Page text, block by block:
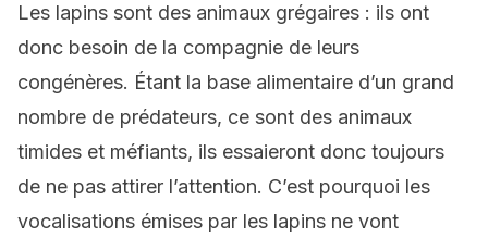
Les lapins sont des animaux grégaires : ils ont
donc besoin de la compagnie de leurs
congénères. Étant la base alimentaire d’un grand
nombre de prédateurs, ce sont des animaux
timides et méfiants, ils essaieront donc toujours
de ne pas attirer l’attention. C’est pourquoi les
vocalisations émises par les lapins ne vont